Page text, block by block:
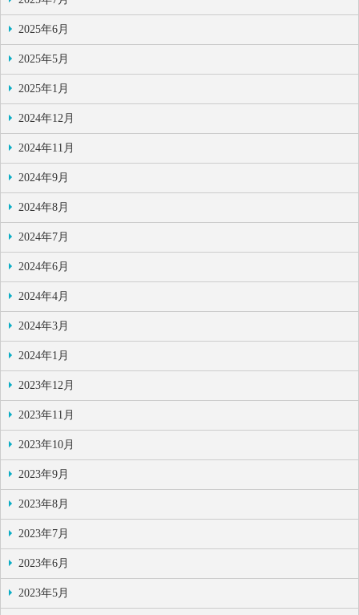
2025年6月
2025年5月
2025年1月
2024年12月
2024年11月
2024年9月
2024年8月
2024年7月
2024年6月
2024年4月
2024年3月
2024年1月
2023年12月
2023年11月
2023年10月
2023年9月
2023年8月
2023年7月
2023年6月
2023年5月